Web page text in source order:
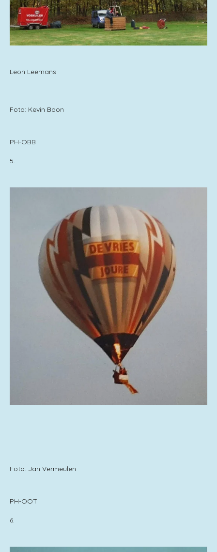
Leon Leemans
Foto: Kevin Boon
PH-OBB
5.
Foto: Jan Vermeulen
PH-OOT
6.